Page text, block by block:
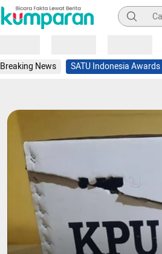
Pencarian
Breaking News SATU Indonesia Awards